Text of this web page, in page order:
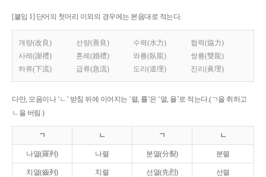
[붙임 1] 단어의 첫머리 이외의 경우에는 본음대로 적는다.
개량(改良) 선량(善良) 수력(水力)
협력(協力)
사례(謝禮)
혼례(婚禮) 와룡(臥龍)
쌍룡(雙龍)
하류(下流)
급류(急流) 도리(道理) 진리(眞理)
다만, 모음이나 ‘ㄴ’ 받침 뒤에 이어지는 ‘렬, 률’은 ‘열, 율’로 적는다.(ㄱ을 취하고
ㄴ을 버림.)
ㄱ ㄴ ㄱ ㄴ
나열(羅列) 나렬 분열(分裂) 분렬
치열(齒列) 치렬 선열(先烈) 선렬